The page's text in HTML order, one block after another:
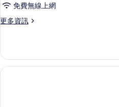
免費無線上網
更多資訊
更
的
詳
情